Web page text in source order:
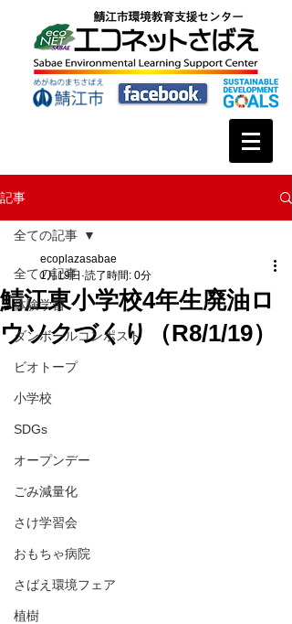
記事
全ての記事
体験学習
ダンボールコンポスト
ビオトープ
小学校
SDGs
オープンデー
ごみ減量化
さけ学習会
おもちゃ病院
さばえ環境フェア
植樹
全ての記事
鯖江東小学校4年生廃油ロ
ウソクづくり（R8/1/19）
ecoplazasabae
1月19日 読了時間: 0分